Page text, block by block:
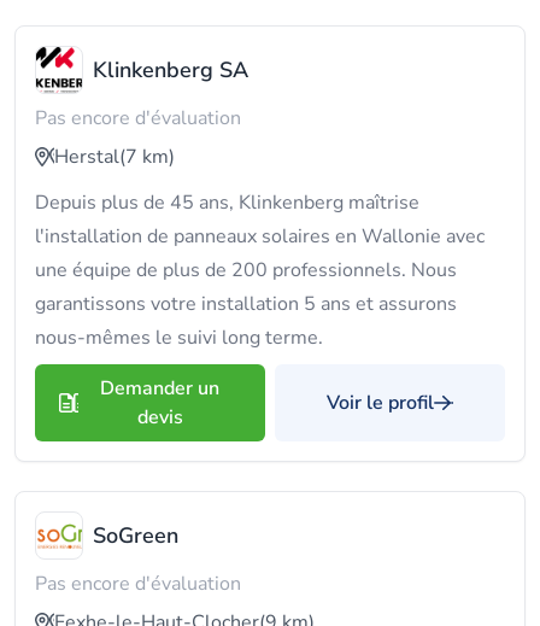
Klinkenberg SA
Pas encore d'évaluation
Herstal(7 km)
Depuis plus de 45 ans, Klinkenberg maîtrise
l'installation de panneaux solaires en Wallonie avec
une équipe de plus de 200 professionnels. Nous
garantissons votre installation 5 ans et assurons
nous-mêmes le suivi long terme.
Demander un
devis
Voir le profil
SoGreen
Pas encore d'évaluation